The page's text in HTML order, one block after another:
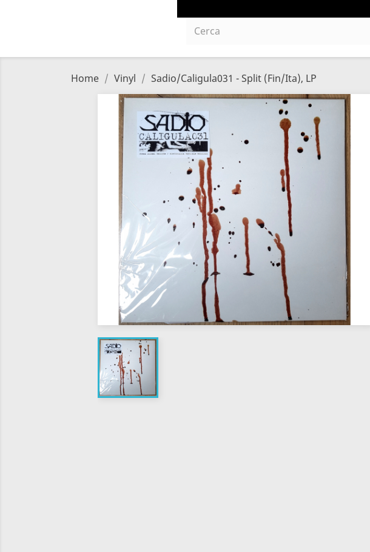
Home Vinyl Sadio/Caligula031 - Split (Fin/Ita), LP